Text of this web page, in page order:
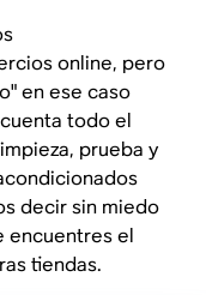
online, pero
en ese caso
todo el
prueba y
decir sin miedo
encuentres el
tiendas.